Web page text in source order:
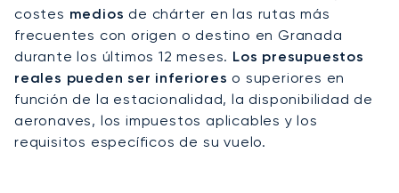
costes medios de chárter en las rutas más
frecuentes con origen o destino en Granada
durante los últimos 12 meses. Los presupuestos
reales pueden ser inferiores o superiores en
función de la estacionalidad, la disponibilidad de
aeronaves, los impuestos aplicables y los
requisitos específicos de su vuelo.